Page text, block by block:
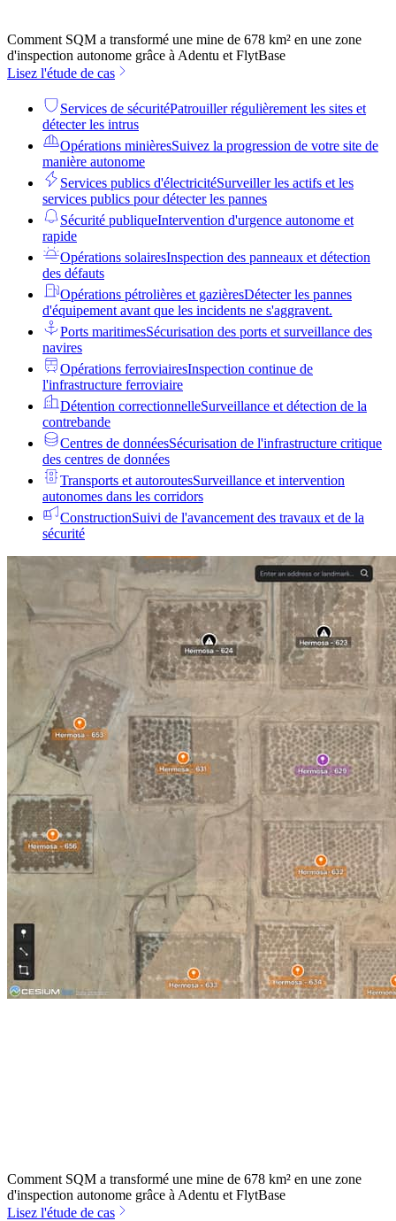
Comment SQM a transformé une mine de 678 km² en une zone
d'inspection autonome grâce à Adentu et FlytBase
Lisez l'étude de cas
Services de sécuritéPatrouiller régulièrement les sites et
détecter les intrus
Opérations minièresSuivez la progression de votre site de
manière autonome
Services publics d'électricitéSurveiller les actifs et les
services publics pour détecter les pannes
Sécurité publiqueIntervention d'urgence autonome et
rapide
Opérations solairesInspection des panneaux et détection
des défauts
Opérations pétrolières et gazièresDétecter les pannes
d'équipement avant que les incidents ne s'aggravent.
Ports maritimesSécurisation des ports et surveillance des
navires
Opérations ferroviairesInspection continue de
l'infrastructure ferroviaire
Détention correctionnelleSurveillance et détection de la
contrebande
Centres de donnéesSécurisation de l'infrastructure critique
des centres de données
Transports et autoroutesSurveillance et intervention
autonomes dans les corridors
ConstructionSuivi de l'avancement des travaux et de la
sécurité
Comment SQM a transformé une mine de 678 km² en une zone
d'inspection autonome grâce à Adentu et FlytBase
Lisez l'étude de cas